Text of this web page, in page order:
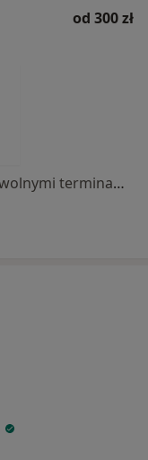
od 300 zł
Brak dostępnych specjalistów z wolnymi terminami w tym centrum medycznym.